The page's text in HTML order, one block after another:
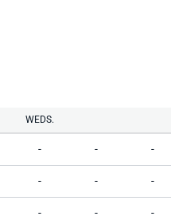
WEDS.
- - -
- - -
- - -